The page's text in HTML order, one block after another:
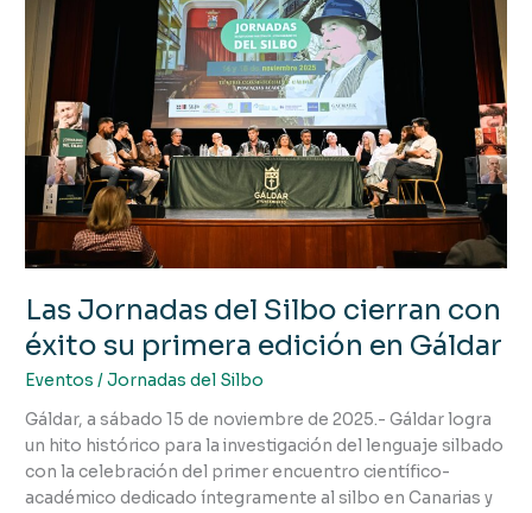
Las Jornadas del Silbo cierran con
éxito su primera edición en Gáldar
Eventos /Jornadas del Silbo
Gáldar, a sábado 15 de noviembre de 2025.- Gáldar logra
un hito histórico para la investigación del lenguaje silbado
con la celebración del primer encuentro científico-
académico dedicado íntegramente al silbo en Canarias y
Silbo
cierran
con
éxito
su
primera
edición
en
Gáldar